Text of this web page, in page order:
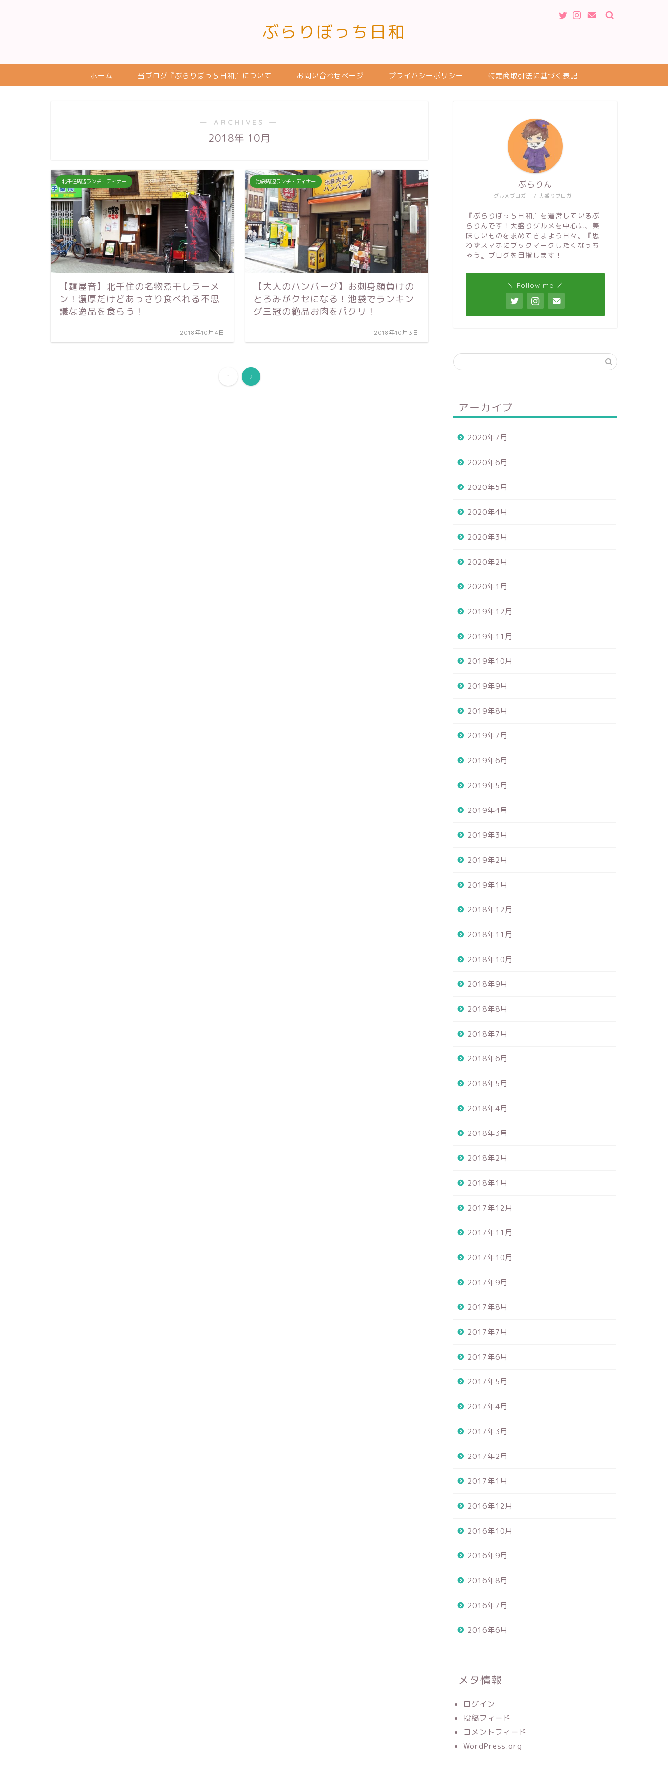
ぶらりぼっち日和
ホーム 当ブログ『ぶらりぼっち日和』について お問い合わせページ プライバシーポリシー 特定商取引法に基づく表記
― ARCHIVES ―
2018年 10月
北千住周辺ランチ・ディナー
【麺屋音】北千住の名物煮干しラーメ
ン！濃厚だけどあっさり食べれる不思
議な逸品を食らう！
2018年10月4日
池袋周辺ランチ・ディナー
【大人のハンバーグ】お刺身顔負けの
とろみがクセになる！池袋でランキン
グ三冠の絶品お肉をパクリ！
2018年10月3日
1 2
グルメブロガー / 大盛りブロガー
ぶらりん
『ぶらりぼっち日和』を運営しているぶ
らりんです！大盛りグルメを中心に、美
味しいものを求めてさまよう日々。『思
わずスマホにブックマークしたくなっち
ゃう』ブログを目指します！
＼ Follow me ／
アーカイブ
2020年7月
2020年6月
2020年5月
2020年4月
2020年3月
2020年2月
2020年1月
2019年12月
2019年11月
2019年10月
2019年9月
2019年8月
2019年7月
2019年6月
2019年5月
2019年4月
2019年3月
2019年2月
2019年1月
2018年12月
2018年11月
2018年10月
2018年9月
2018年8月
2018年7月
2018年6月
2018年5月
2018年4月
2018年3月
2018年2月
2018年1月
2017年12月
2017年11月
2017年10月
2017年9月
2017年8月
2017年7月
2017年6月
2017年5月
2017年4月
2017年3月
2017年2月
2017年1月
2016年12月
2016年10月
2016年9月
2016年8月
2016年7月
2016年6月
メタ情報
ログイン
投稿フィード
コメントフィード
WordPress.org